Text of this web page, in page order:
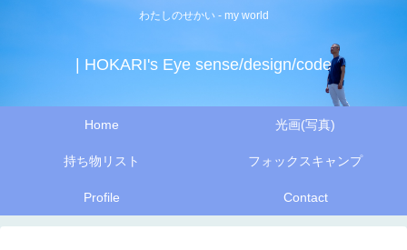
わたしのせかい - my world
| HOKARI's Eye sense/design/code
Home 光画(写真)
持ち物リスト フォックスキャンプ
Profile Contact